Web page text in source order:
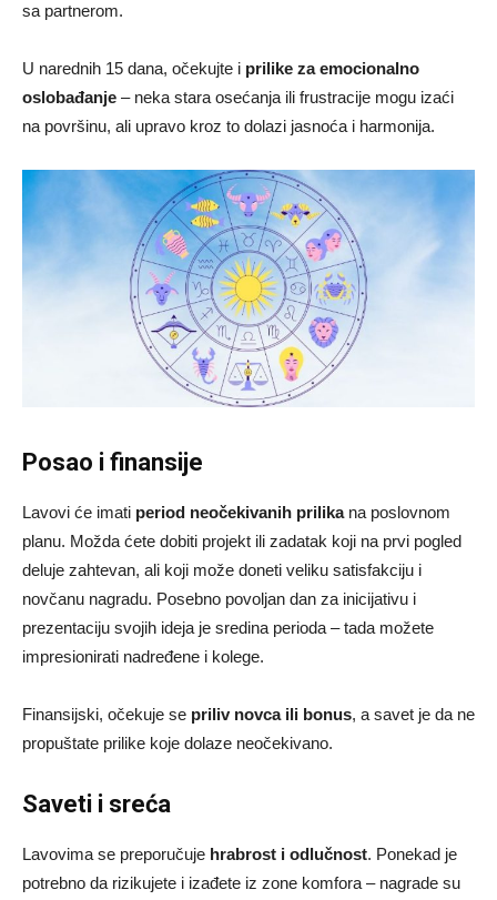
sa partnerom.
U narednih 15 dana, očekujte i prilike za emocionalno
oslobađanje – neka stara osećanja ili frustracije mogu izaći
na površinu, ali upravo kroz to dolazi jasnoća i harmonija.
Posao i finansije
Lavovi će imati period neočekivanih prilikana poslovnom
planu. Možda ćete dobiti projekt ili zadatak koji na prvi pogled
deluje zahtevan, ali koji može doneti veliku satisfakciju i
novčanu nagradu. Posebno povoljan dan za inicijativu i
prezentaciju svojih ideja je sredina perioda – tada možete
impresionirati nadređene i kolege.
Finansijski, očekuje se priliv novca ili bonus, a savet je da ne
propuštate prilike koje dolaze neočekivano.
Saveti i sreća
Lavovima se preporučuje hrabrost i odlučnost. Ponekad je
potrebno da rizikujete i izađete iz zone komfora – nagrade su